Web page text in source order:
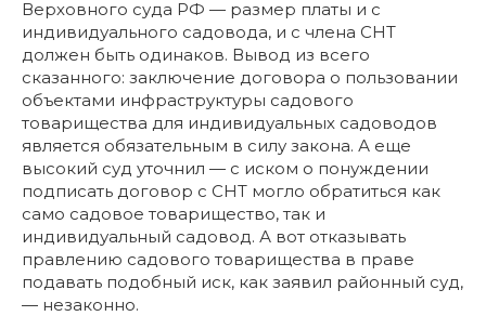
Верховного суда РФ — размер платы и с
индивидуального садовода, и с члена СНТ
должен быть одинаков. Вывод из всего
сказанного: заключение договора о пользовании
объектами инфраструктуры садового
товарищества для индивидуальных садоводов
является обязательным в силу закона. А еще
высокий суд уточнил — с иском о понуждении
подписать договор с СНТ могло обратиться как
само садовое товарищество, так и
индивидуальный садовод. А вот отказывать
правлению садового товарищества в праве
подавать подобный иск, как заявил районный суд,
— незаконно.